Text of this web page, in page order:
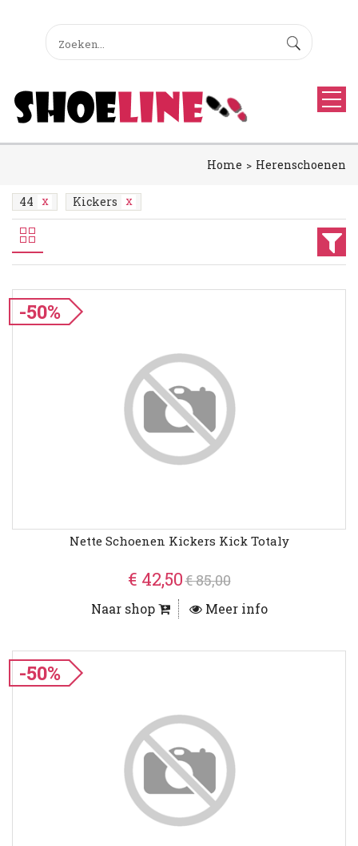
Home Herenschoenen
44 Kickers
-50%
Nette Schoenen Kickers Kick Totaly
€ 42,50€ 85,00
Naar shop Meer info
-50%